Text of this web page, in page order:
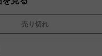
売り切れ